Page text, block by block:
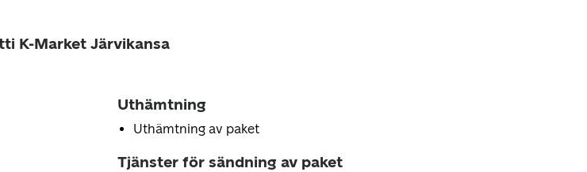
K-Market Järvikansa
Uthämtning
Uthämtning av paket
Tjänster för sändning av paket